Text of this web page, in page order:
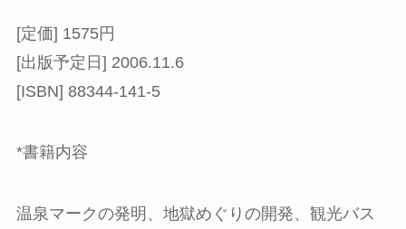
[定価] 1575円
[出版予定日] 2006.11.6
[ISBN] 88344-141-5
*書籍内容
温泉マークの発明、地獄めぐりの開発、観光バス